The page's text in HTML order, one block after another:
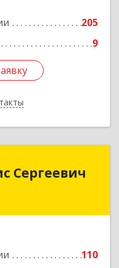
205
9
Сергеевич
110
Химки, Химки г,